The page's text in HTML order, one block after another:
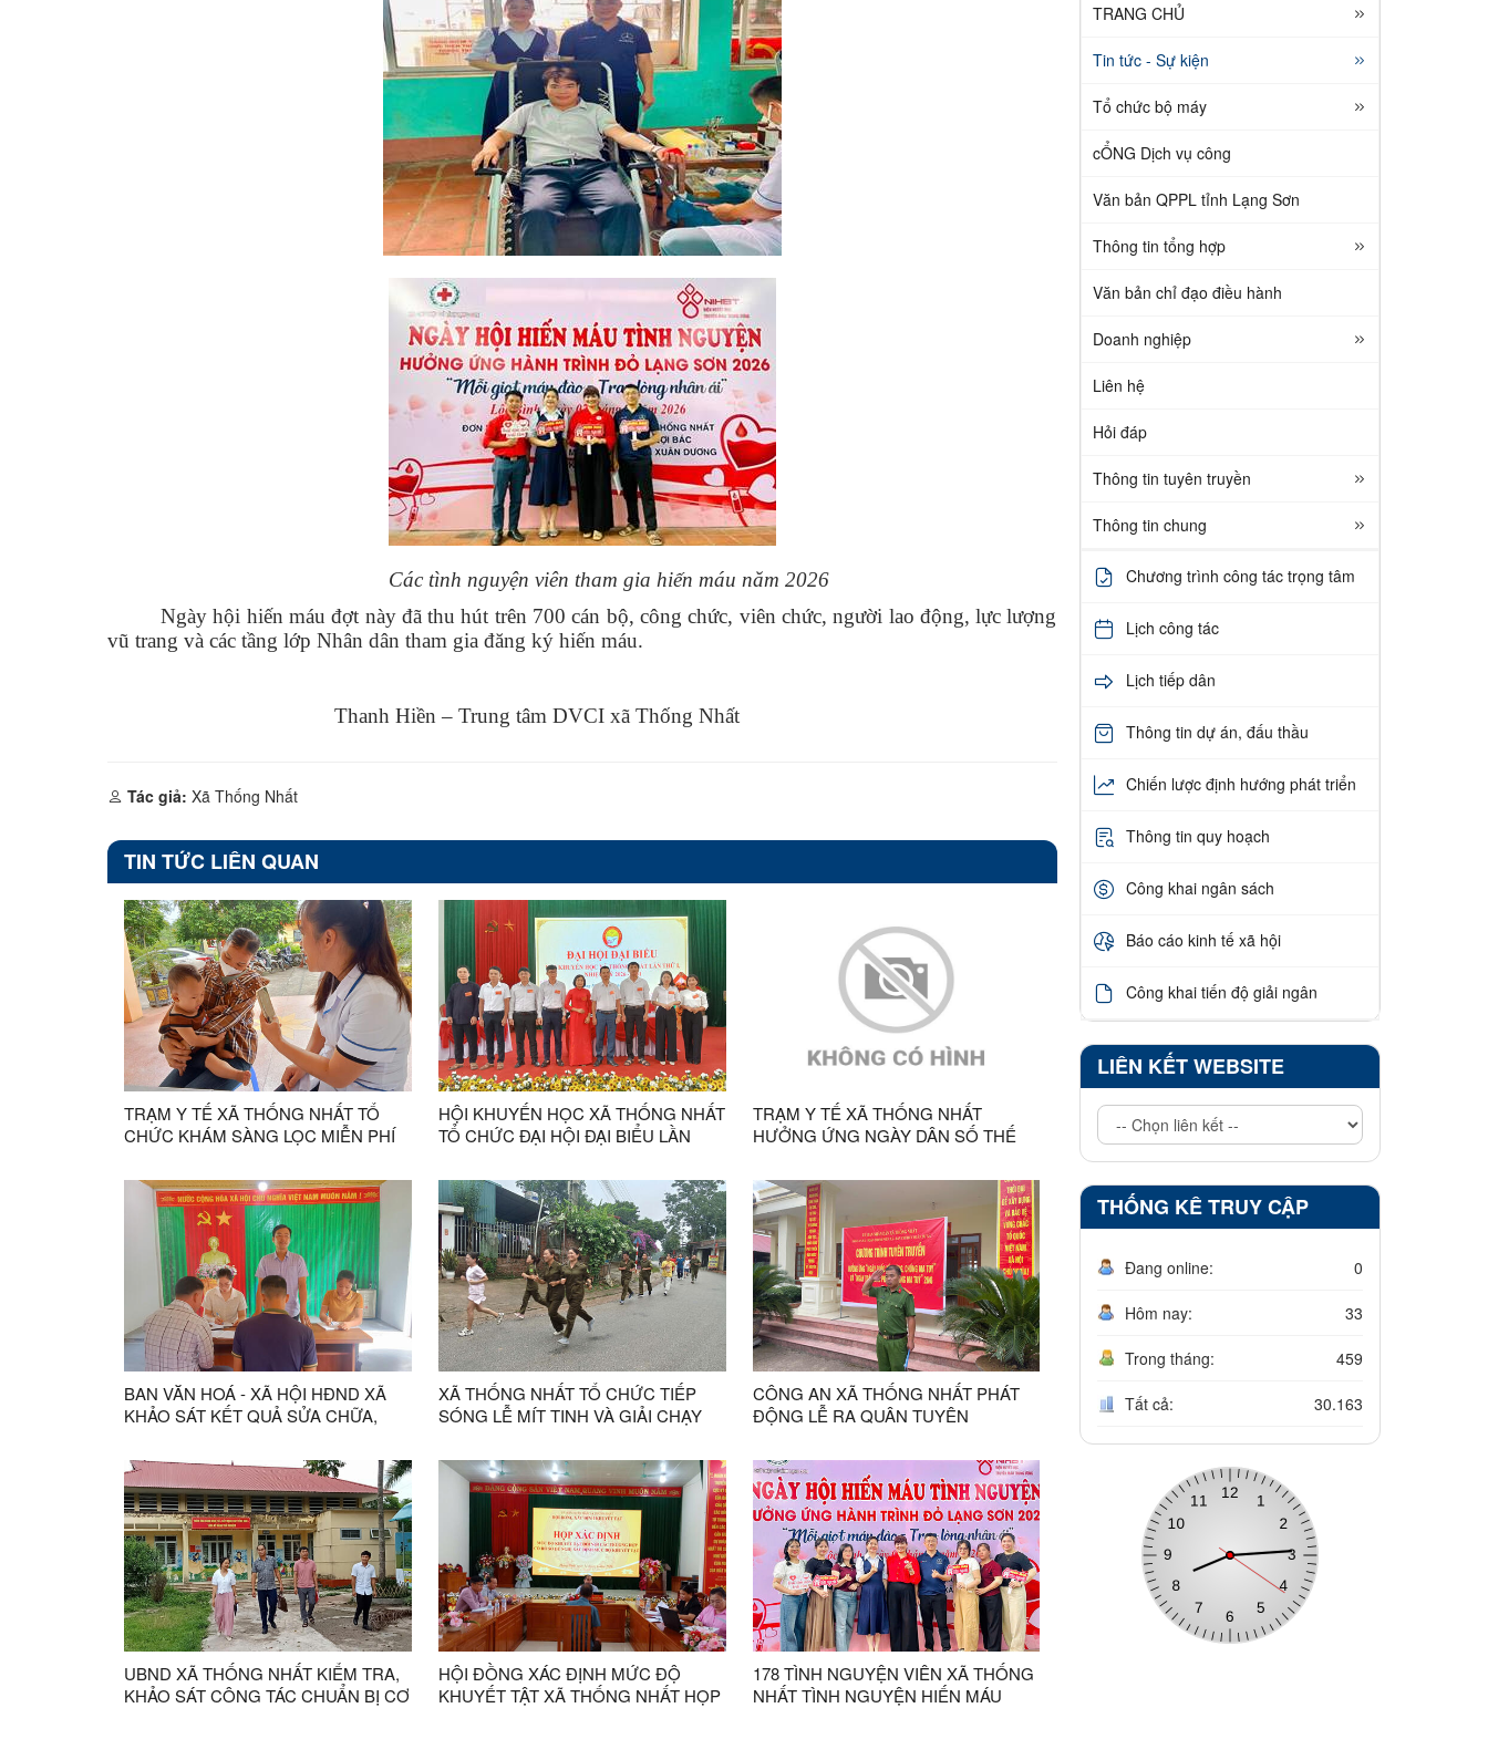
Các tình nguyện viên tham gia hiến máu năm 2026
Ngày hội hiến máu đợt này đã thu hút trên 700 cán bộ, công chức, viên chức, người lao động, lực lượng
vũ trang và các tầng lớp Nhân dân tham gia đăng ký hiến máu.
Thanh Hiền – Trung tâm DVCI xã Thống Nhất
Tác giả: Xã Thống Nhất
TIN TỨC LIÊN QUAN
TRẠM Y TẾ XÃ THỐNG NHẤT TỔ
CHỨC KHÁM SÀNG LỌC MIỄN PHÍ
2026
HỘI KHUYẾN HỌC XÃ THỐNG NHẤT
TỔ CHỨC ĐẠI HỘI ĐẠI BIỂU LẦN
TRẠM Y TẾ XÃ THỐNG NHẤT
HƯỞNG ỨNG NGÀY DÂN SỐ THẾ
BAN VĂN HOÁ - XÃ HỘI HĐND XÃ
KHẢO SÁT KẾT QUẢ SỬA CHỮA,
TRÊN ĐỊA BÀN XÃ THỐNG NHẤT.
XÃ THỐNG NHẤT TỔ CHỨC TIẾP
SÓNG LỄ MÍT TINH VÀ GIẢI CHẠY
PHÒNG, CHỐNG MA TÚY NĂM 2026
CÔNG AN XÃ THỐNG NHẤT PHÁT
ĐỘNG LỄ RA QUÂN TUYÊN
HƯỞNG ỨNG NGÀY QUỐC TẾ
PHÒNG, CHỐNG MA TUÝ NGÀY
26/6.
UBND XÃ THỐNG NHẤT KIỂM TRA,
KHẢO SÁT CÔNG TÁC CHUẨN BỊ CƠ
HỘI ĐỒNG XÁC ĐỊNH MỨC ĐỘ
KHUYẾT TẬT XÃ THỐNG NHẤT HỌP
178 TÌNH NGUYỆN VIÊN XÃ THỐNG
NHẤT TÌNH NGUYỆN HIẾN MÁU
TRANG CHỦ
Tin tức - Sự kiện
Tổ chức bộ máy
cỔNG Dịch vụ công
Văn bản QPPL tỉnh Lạng Sơn
Thông tin tổng hợp
Văn bản chỉ đạo điều hành
Doanh nghiệp
Liên hệ
Hỏi đáp
Thông tin tuyên truyền
Thông tin chung
Chương trình công tác trọng tâm
Lịch công tác
Lịch tiếp dân
Thông tin dự án, đấu thầu
Chiến lược định hướng phát triển
Thông tin quy hoạch
Công khai ngân sách
Báo cáo kinh tế xã hội
Công khai tiến độ giải ngân
LIÊN KẾT WEBSITE
THỐNG KÊ TRUY CẬP
Đang online: 0
Hôm nay: 33
Trong tháng: 459
Tất cả: 30.163